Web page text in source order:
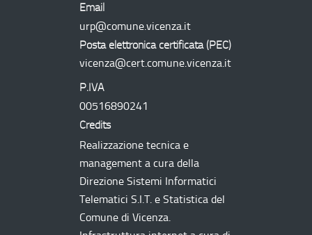
Email
urp@comune.vicenza.it
Posta elettronica certificata (PEC)
vicenza@cert.comune.vicenza.it
P.IVA
00516890241
Credits
Realizzazione tecnica e
management a cura della
Direzione Sistemi Informatici
Telematici S.I.T. e Statistica del
Comune di Vicenza.